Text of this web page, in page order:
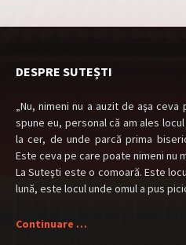
DESPRE SUTEȘTI
„Nu, nimeni nu a auzit de aşa
spune eu, personal că am ales
la cer, de unde parcă prima
Este ceva pe care poate nimeni nu
La Suteşti este o comoară. Este
lună, este locul unde omul a pus
Continuare …